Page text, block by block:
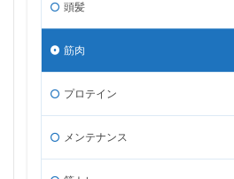
頭髪
筋肉
プロテイン
メンテナンス